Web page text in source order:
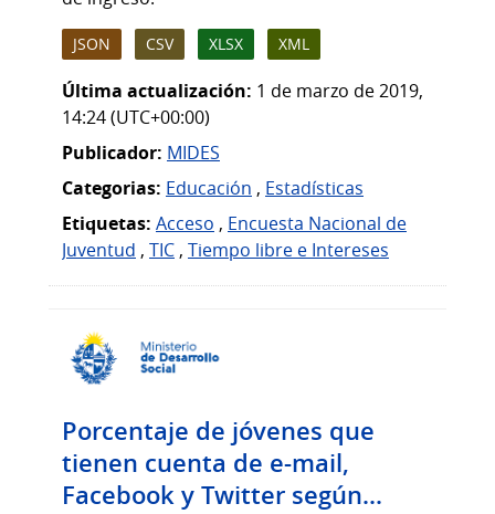
JSON CSV XLSX XML
Última actualización: 1 de marzo de 2019,
14:24 (UTC+00:00)
Publicador: MIDES
Categorias: Educación , Estadísticas
Etiquetas: Acceso , Encuesta Nacional de
Juventud , TIC , Tiempo libre e Intereses
Porcentaje de jóvenes que
tienen cuenta de e-mail,
Facebook y Twitter según...